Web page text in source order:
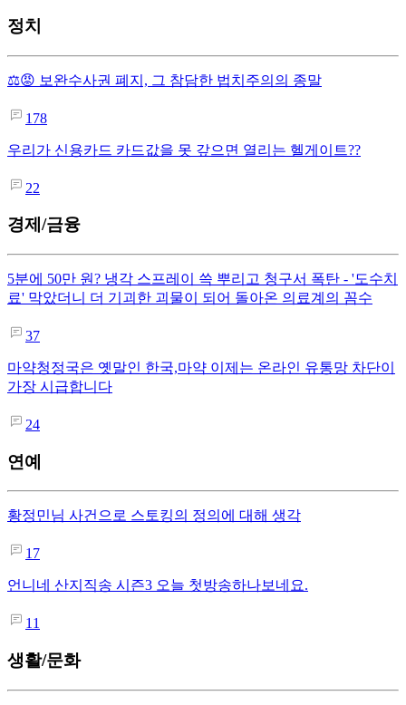
정치
⚖️😡 보완수사권 폐지, 그 참담한 법치주의의 종말
178
우리가 신용카드 카드값을 못 갚으면 열리는 헬게이트??
22
경제/금융
5분에 50만 원? 냉각 스프레이 쓱 뿌리고 청구서 폭탄 - '도수치
료' 막았더니 더 기괴한 괴물이 되어 돌아온 의료계의 꼼수
37
마약청정국은 옛말인 한국,마약 이제는 온라인 유통망 차단이
가장 시급합니다
24
연예
황정민님 사건으로 스토킹의 정의에 대해 생각
17
언니네 산지직송 시즌3 오늘 첫방송하나보네요.
11
생활/문화